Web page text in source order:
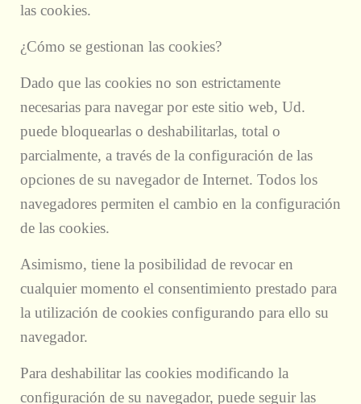
las cookies.
¿Cómo se gestionan las cookies?
Dado que las cookies no son estrictamente
necesarias para navegar por este sitio web, Ud.
puede bloquearlas o deshabilitarlas, total o
parcialmente, a través de la configuración de las
opciones de su navegador de Internet. Todos los
navegadores permiten el cambio en la configuración
de las cookies.
Asimismo, tiene la posibilidad de revocar en
cualquier momento el consentimiento prestado para
la utilización de cookies configurando para ello su
navegador.
Para deshabilitar las cookies modificando la
configuración de su navegador, puede seguir las